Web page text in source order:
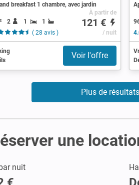
breakfast 1 chambre, avec jardin
2 1
1
( 28 avis )
À partir de
121 €
/ nuit
Voir l'offre
Plus de
une
nuit